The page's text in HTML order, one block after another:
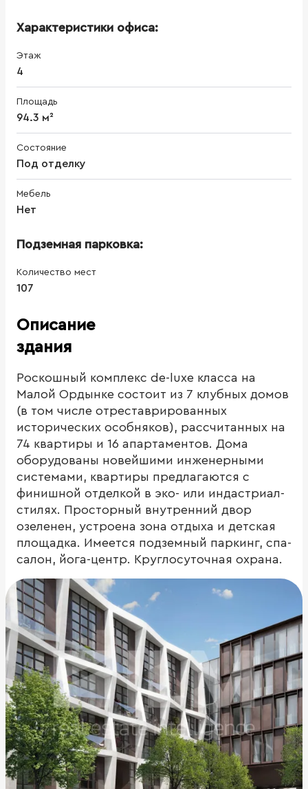
Характеристики офиса:
Этаж
4
Площадь
94.3 м²
Состояние
Под отделку
Мебель
Нет
Подземная парковка:
Количество мест
107
Описание
здания
Роскошный комплекс de-luxe класса на
Малой Ордынке состоит из 7 клубных домов
(в том числе отреставрированных
исторических особняков), рассчитанных на
74 квартиры и 16 апартаментов. Дома
оборудованы новейшими инженерными
системами, квартиры предлагаются с
финишной отделкой в эко- или индастриал-
стилях. Просторный внутренний двор
озеленен, устроена зона отдыха и детская
площадка. Имеется подземный паркинг, спа-
салон, йога-центр. Круглосуточная охрана.